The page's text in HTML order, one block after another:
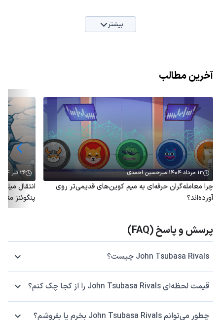
بیشتر
آخرین مطالب
13 مرداد 1404 امیرحسین احمدی
چرا معامله‌گران حرفه‌ای به میم کوین‌های قدیمی‌تر روی
آورده‌اند؟
26 تیر 1404
پنگوئنز
پرسش و پاسخ (FAQ)
John Tsubasa Rivals چیست؟
قیمت لحظه‌ای John Tsubasa Rivals را از کجا چک کنم؟
چطور می‌توانم John Tsubasa Rivals بخرم یا بفروشم؟